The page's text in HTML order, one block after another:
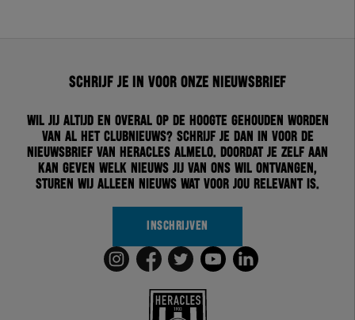
Schrijf je in voor onze nieuwsbrief
Wil jij altijd en overal op de hoogte gehouden worden
van al het clubnieuws? Schrijf je dan in voor de
nieuwsbrief van Heracles Almelo. Doordat je zelf aan
kan geven welk nieuws jij van ons wil ontvangen,
sturen wij alleen nieuws wat voor jou relevant is.
INSCHRIJVEN